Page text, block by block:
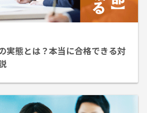
実態とは？本当に合格できる対